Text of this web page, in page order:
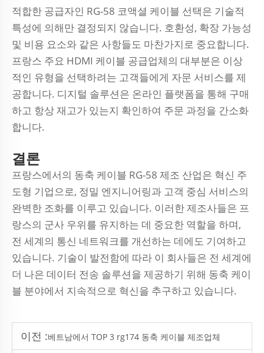
적합한 공급자인 RG-58 코액셜 케이블 선택은 기술적
특성에 의해만 결정되지 않습니다. 호환성, 확장 가능성
및 비용 요소와 같은 사항들도 마찬가지로 중요합니다.
프랑스 주요 HDMI 케이블 공급업체의 대부분은 이상
적인 유형을 선택하려는 고객들에게 자문 서비스를 제
공합니다. 디지털 솔루션은 온라인 플랫폼을 통해 구매
하고 항상 재고가 있는지 확인하여 주문 과정을 간소화
합니다.
결론
프랑스에서의 동축 케이블 RG-58 제조 산업은 혁신 주
도형 기업으로, 정밀 엔지니어링과 고객 중심 서비스의
완벽한 조화를 이루고 있습니다. 이러한 제조사들은 프
랑스의 군사 우위를 유지하는 데 중요한 역할을 하며,
전 세계의 통신 네트워크를 개선하는 데에도 기여하고
있습니다. 기술이 발전함에 따라 이 회사들은 전 세계에
더 나은 데이터 전송 솔루션을 제공하기 위해 동축 케이
블 분야에서 지속적으로 혁신을 추구하고 있습니다.
이전 :베트남에서 TOP 3 rg174 동축 케이블 제조업체